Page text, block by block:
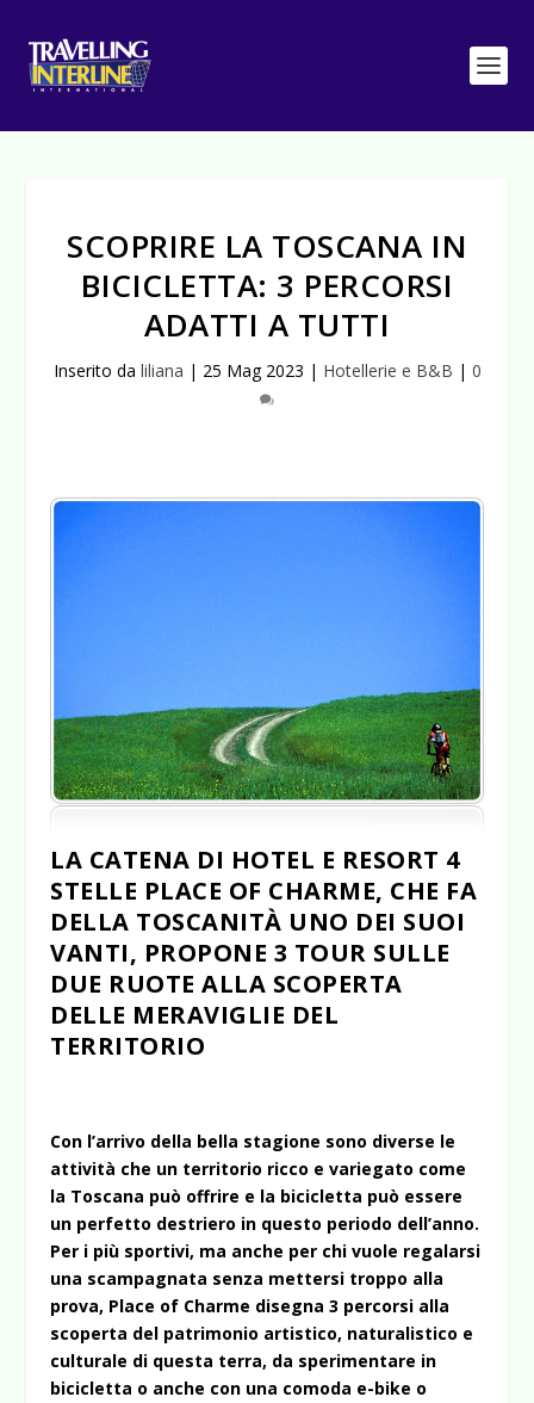
SCOPRIRE LA TOSCANA IN
BICICLETTA: 3 PERCORSI
ADATTI A TUTTI
Inserito da liliana | 25 Mag 2023 | Hotellerie e B&B | 0
LA CATENA DI HOTEL E RESORT 4
STELLE PLACE OF CHARME, CHE FA
DELLA TOSCANITÀ UNO DEI SUOI
VANTI, PROPONE 3 TOUR SULLE
DUE RUOTE ALLA SCOPERTA
DELLE MERAVIGLIE DEL
TERRITORIO
Con l’arrivo della bella stagione sono diverse le
attività che un territorio ricco e variegato come
la Toscana può offrire e la bicicletta può essere
un perfetto destriero in questo periodo dell’anno.
Per i più sportivi, ma anche per chi vuole regalarsi
una scampagnata senza mettersi troppo alla
prova, Place of Charme disegna 3 percorsi alla
scoperta del patrimonio artistico, naturalistico e
culturale di questa terra, da sperimentare in
bicicletta o anche con una comoda e-bike o